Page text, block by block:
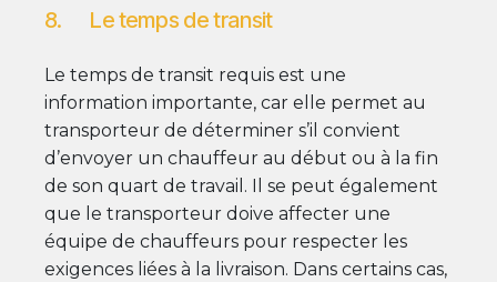
8. Le temps de transit
Le temps de transit requis est une
information importante, car elle permet au
transporteur de déterminer s’il convient
d’envoyer un chauffeur au début ou à la fin
de son quart de travail. Il se peut également
que le transporteur doive affecter une
équipe de chauffeurs pour respecter les
exigences liées à la livraison. Dans certains cas,